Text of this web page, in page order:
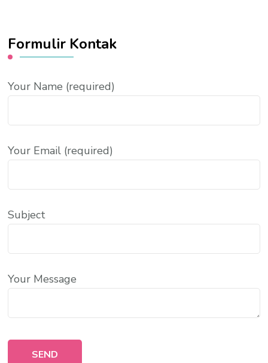
Formulir Kontak
Your Name (required)
Your Email (required)
Subject
Your Message